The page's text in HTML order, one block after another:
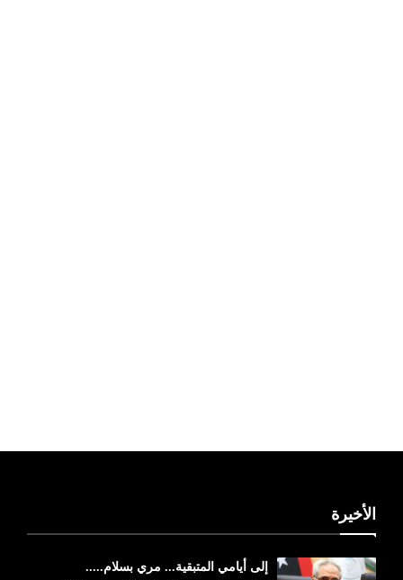
الأخيرة
إلى أيامي المتبقية... مري بسلام.....